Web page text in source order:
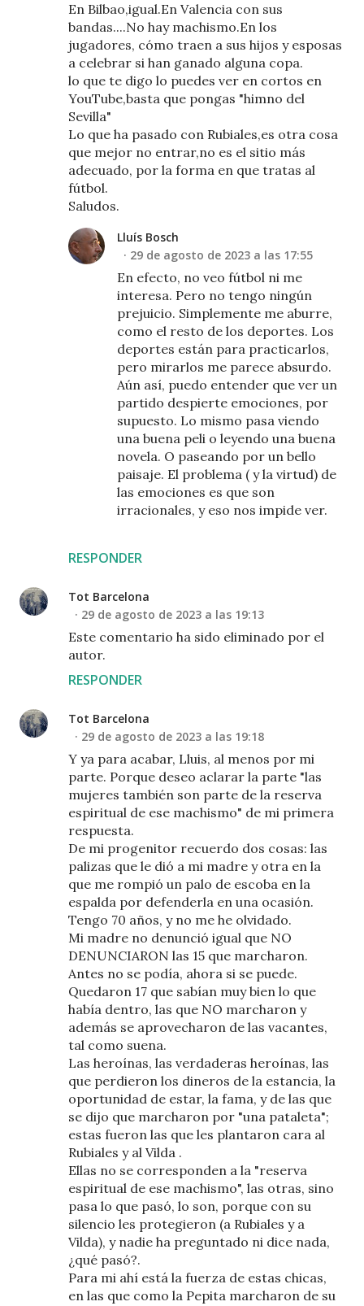
En Bilbao,igual.En Valencia con sus
bandas....No hay machismo.En los
jugadores, cómo traen a sus hijos y esposas
a celebrar si han ganado alguna copa.
lo que te digo lo puedes ver en cortos en
YouTube,basta que pongas "himno del
Sevilla"
Lo que ha pasado con Rubiales,es otra cosa
que mejor no entrar,no es el sitio más
adecuado, por la forma en que tratas al
fútbol.
Saludos.
RESPONDER
Lluís Bosch
29 de agosto de 2023 a las 17:55
En efecto, no veo fútbol ni me
interesa. Pero no tengo ningún
prejuicio. Simplemente me aburre,
como el resto de los deportes. Los
deportes están para practicarlos,
pero mirarlos me parece absurdo.
Aún así, puedo entender que ver un
partido despierte emociones, por
supuesto. Lo mismo pasa viendo
una buena peli o leyendo una buena
novela. O paseando por un bello
paisaje. El problema ( y la virtud) de
las emociones es que son
irracionales, y eso nos impide ver.
Tot Barcelona
29 de agosto de 2023 a las 19:13
Este comentario ha sido eliminado por el
autor.
RESPONDER
Tot Barcelona
29 de agosto de 2023 a las 19:18
Y ya para acabar, Lluis, al menos por mi
parte. Porque deseo aclarar la parte "las
mujeres también son parte de la reserva
espiritual de ese machismo" de mi primera
respuesta.
De mi progenitor recuerdo dos cosas: las
palizas que le dió a mi madre y otra en la
que me rompió un palo de escoba en la
espalda por defenderla en una ocasión.
Tengo 70 años, y no me he olvidado.
Mi madre no denunció igual que NO
DENUNCIARON las 15 que marcharon.
Antes no se podía, ahora si se puede.
Quedaron 17 que sabían muy bien lo que
había dentro, las que NO marcharon y
además se aprovecharon de las vacantes,
tal como suena.
Las heroínas, las verdaderas heroínas, las
que perdieron los dineros de la estancia, la
oportunidad de estar, la fama, y de las que
se dijo que marcharon por "una pataleta";
estas fueron las que les plantaron cara al
Rubiales y al Vilda .
Ellas no se corresponden a la "reserva
espiritual de ese machismo", las otras, sino
pasa lo que pasó, lo son, porque con su
silencio les protegieron (a Rubiales y a
Vilda), y nadie ha preguntado ni dice nada,
¿qué pasó?.
Para mi ahí está la fuerza de estas chicas,
en las que como la Pepita marcharon de su